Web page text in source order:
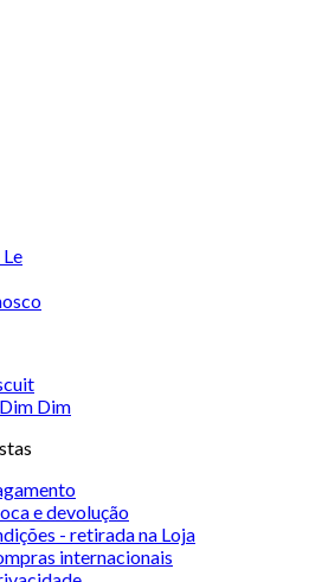
Dim
e devolução
- retirada na Loja
internacionais